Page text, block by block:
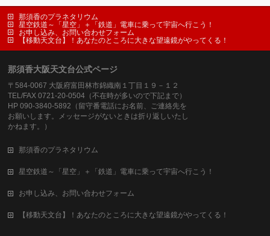
那須香のプラネタリウム
星空鉄道～「星空」＋「鉄道」電車に乗って宇宙へ行こう！
お申し込み、お問い合わせフォーム
【移動天文台】！あなたのところに大きな望遠鏡がやってくる！
那須香大阪天文台公式ページ
〒584-0067 大阪府富田林市錦織南１丁目１９－１２
TEL/FAX 0721-20-0504（不在時が多いので下記まで）
HP 090-3840-5892（留守番電話にお名前、ご連絡先を
お願いします。メッセージがないときは折り返しいたし
かねます。）
那須香のプラネタリウム
星空鉄道～「星空」＋「鉄道」電車に乗って宇宙へ行こう！
お申し込み、お問い合わせフォーム
【移動天文台】！あなたのところに大きな望遠鏡がやってくる！